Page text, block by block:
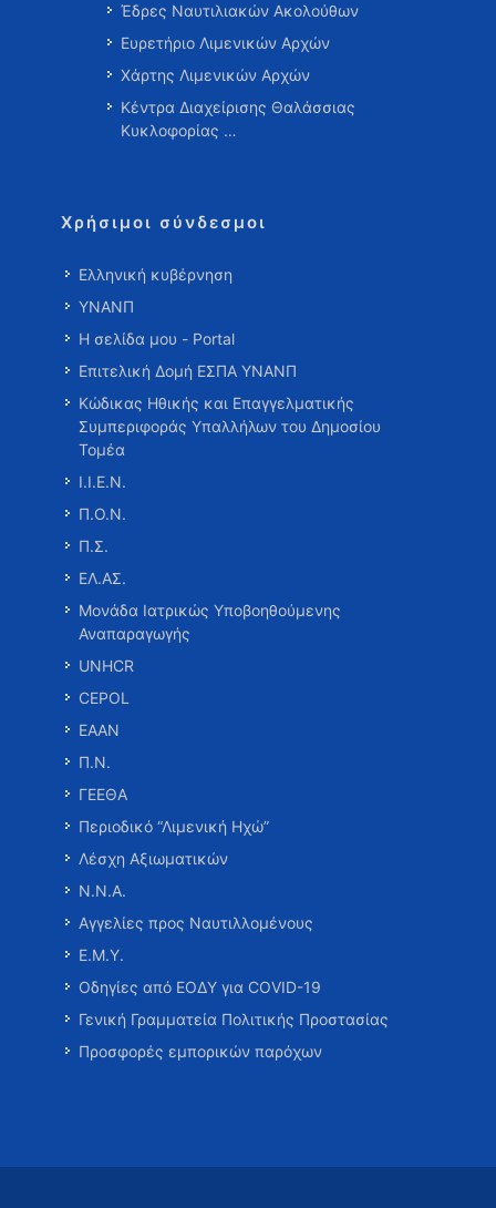
Έδρες Ναυτιλιακών Ακολούθων
Ευρετήριο Λιμενικών Αρχών
Χάρτης Λιμενικών Αρχών
Κέντρα Διαχείρισης Θαλάσσιας
Κυκλοφορίας …
Χρήσιμοι σύνδεσμοι
Ελληνική κυβέρνηση
ΥΝΑΝΠ
Η σελίδα μου - Portal
Επιτελική Δομή ΕΣΠΑ ΥΝΑΝΠ
Κώδικας Ηθικής και Επαγγελματικής
Συμπεριφοράς Υπαλλήλων του Δημοσίου
Τομέα
Ι.Ι.Ε.Ν.
Π.Ο.Ν.
Π.Σ.
ΕΛ.ΑΣ.
Μονάδα Ιατρικώς Υποβοηθούμενης
Αναπαραγωγής
UNHCR
CEPOL
ΕΑΑΝ
Π.Ν.
ΓΕΕΘΑ
Περιοδικό “Λιμενική Ηχώ”
Λέσχη Αξιωματικών
Ν.Ν.Α.
Αγγελίες προς Ναυτιλλομένους
Ε.Μ.Υ.
Οδηγίες από ΕΟΔΥ για COVID-19
Γενική Γραμματεία Πολιτικής Προστασίας
Προσφορές εμπορικών παρόχων